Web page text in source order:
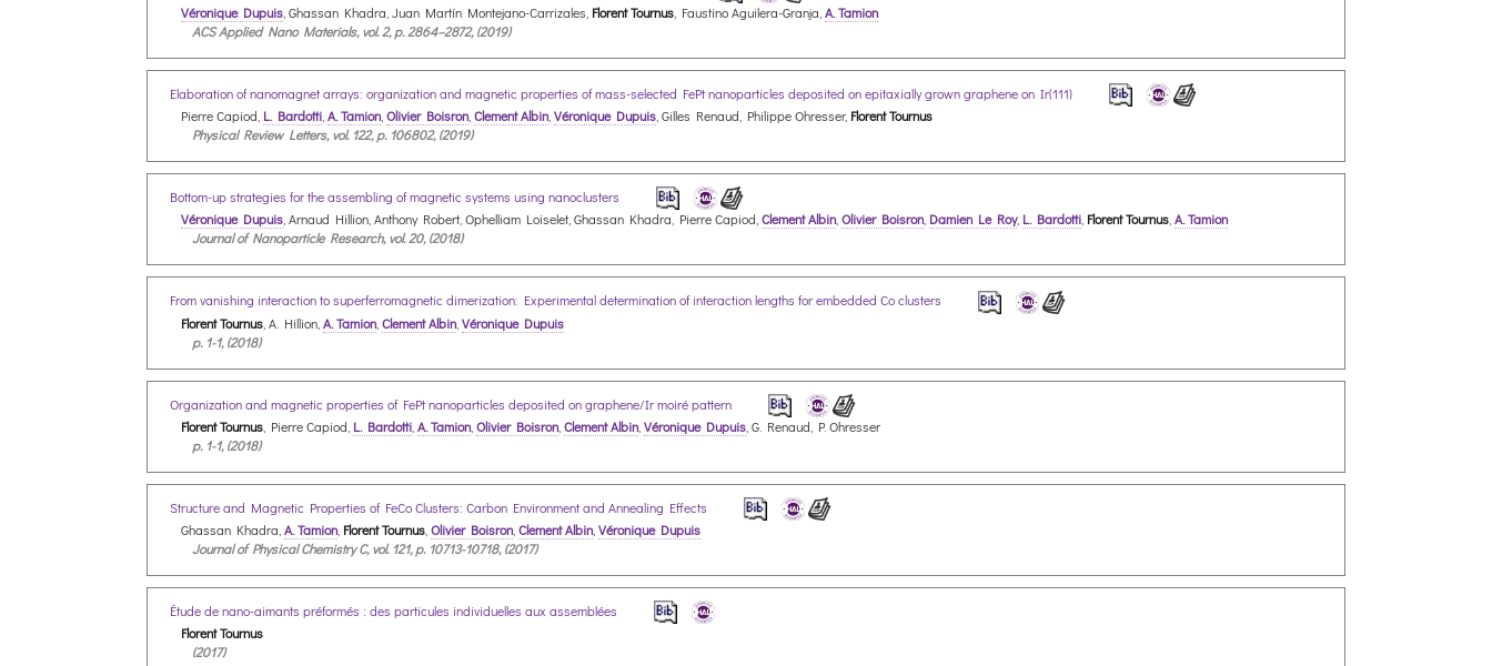
Véronique Dupuis , Ghassan Khadra, Juan Martín Montejano-Carrizales, Florent Tournus , Faustino Aguilera-Granja, A. Tamion
ACS Applied Nano Materials, vol. 2, p. 2864–2872, (2019)
Elaboration of nanomagnet arrays: organization and magnetic properties of mass-selected FePt nanoparticles deposited on epitaxially grown graphene on Ir(111)
Pierre Capiod, L. Bardotti A. Tamion Olivier Boisron Clement Albin Véronique Dupuis , Gilles Renaud, Philippe Ohresser, Florent Tournus
Physical Review Letters, vol. 122, p. 106802, (2019)
Bottom-up strategies for the assembling of magnetic systems using nanoclusters
Véronique Dupuis, Arnaud Hillion, Anthony Robert, Ophelliam Loiselet, Ghassan Khadra, Pierre Capiod,Clement Albin,Olivier Boisron, Damien Le Roy, L. Bardotti, Florent Tournus,A. Tamion
Journal of Nanoparticle Research, vol. 20, (2018)
From vanishing interaction to superferromagnetic dimerization: Experimental determination of interaction lengths for embedded Co clusters
Florent Tournus , A. Hillion, A. Tamion Clement Albin Véronique Dupuis
p. 1-1, (2018)
Organization and magnetic properties of FePt nanoparticles deposited on graphene/Ir moiré pattern
Florent Tournus , Pierre Capiod, L. Bardotti A. Tamion Olivier Boisron Clement Albin Véronique Dupuis , G. Renaud, P. Ohresser
p. 1-1, (2018)
Structure and Magnetic Properties of FeCo Clusters: Carbon Environment and Annealing Effects
Ghassan Khadra, A. Tamion Florent Tournus Olivier Boisron Clement Albin Véronique Dupuis
Journal of Physical Chemistry C, vol. 121, p. 10713-10718, (2017)
Étude de nano-aimants préformés : des particules individuelles aux assemblées
Florent Tournus
(2017)